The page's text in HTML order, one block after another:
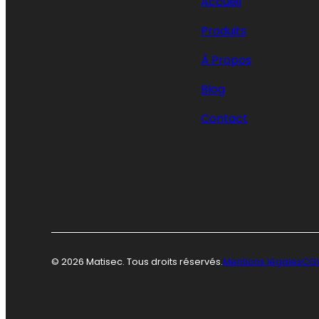
Produits
À Propos
Blog
Contact
© 2026 Matisec. Tous droits réservés.Mentions légales